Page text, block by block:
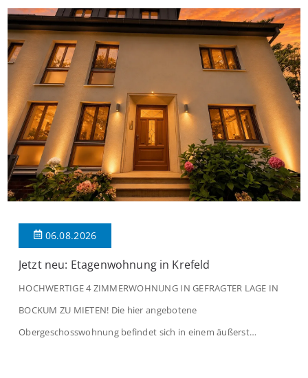
06.08.2026
Jetzt neu: Etagenwohnung in Krefeld
HOCHWERTIGE 4 ZIMMERWOHNUNG IN GEFRAGTER LAGE IN
BOCKUM ZU MIETEN! Die hier angebotene
Obergeschosswohnung befindet sich in einem äußerst